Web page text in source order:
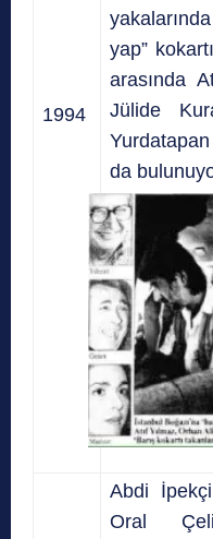
1994
yap”
arasında
Jülide
da
Abdi İpekçi
Oral